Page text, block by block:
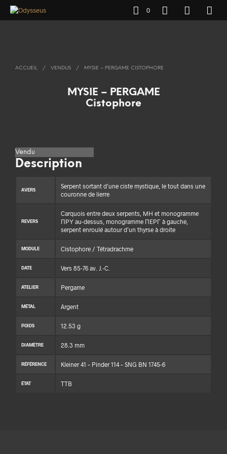
0
ACCUEIL / VENDUS / MYSIE – PERGAME CISTOPHORE
MYSIE – PERGAME
Cistophore
Vendu
Description
AVERS
Serpent sortant d’une ciste mystique, le tout dans une
couronne de lierre
REVERS
Carquois entre deux serpents, ΜΗ et monogramme
ΠΡΥ au-dessus, monogramme ΠΕΡΓ à gauche,
serpent enroulé autour d’un thyrse à droite
MODULE Cistophore / Tétradrachme
DATE Vers 85-76 av. J.-C.
ATELIER Pergame
MÉTAL Argent
POIDS 12.53 g
DIAMÈTRE 28.3 mm
RÉFÉRENCE Kleiner 41 – Pinder 114 – SNG BN 1745-6
ÉTAT TTB